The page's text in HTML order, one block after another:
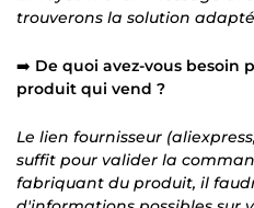
trouverons la solution
➡️ De quoi avez-vous besoin
produit qui vend ?
Le lien fournisseur
suffit pour valider la
fabriquant du produit, il